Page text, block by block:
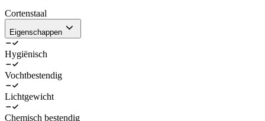
Cortenstaal
Eigenschappen
Hygiënisch
Vochtbestendig
Lichtgewicht
Chemisch bestendig